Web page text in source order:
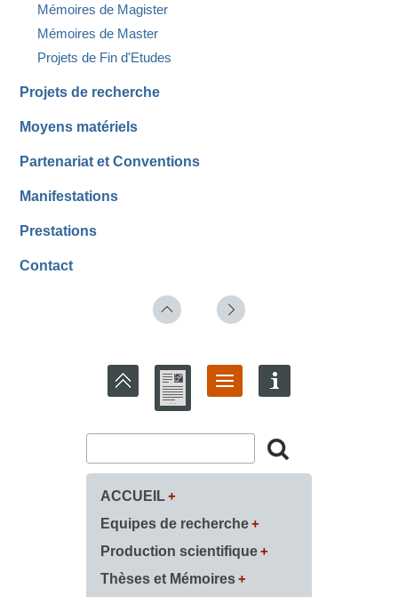
Mémoires de Magister
Mémoires de Master
Projets de Fin d'Etudes
Projets de recherche
Moyens matériels
Partenariat et Conventions
Manifestations
Prestations
Contact
ACCUEIL
Equipes de recherche
Production scientifique
Thèses et Mémoires